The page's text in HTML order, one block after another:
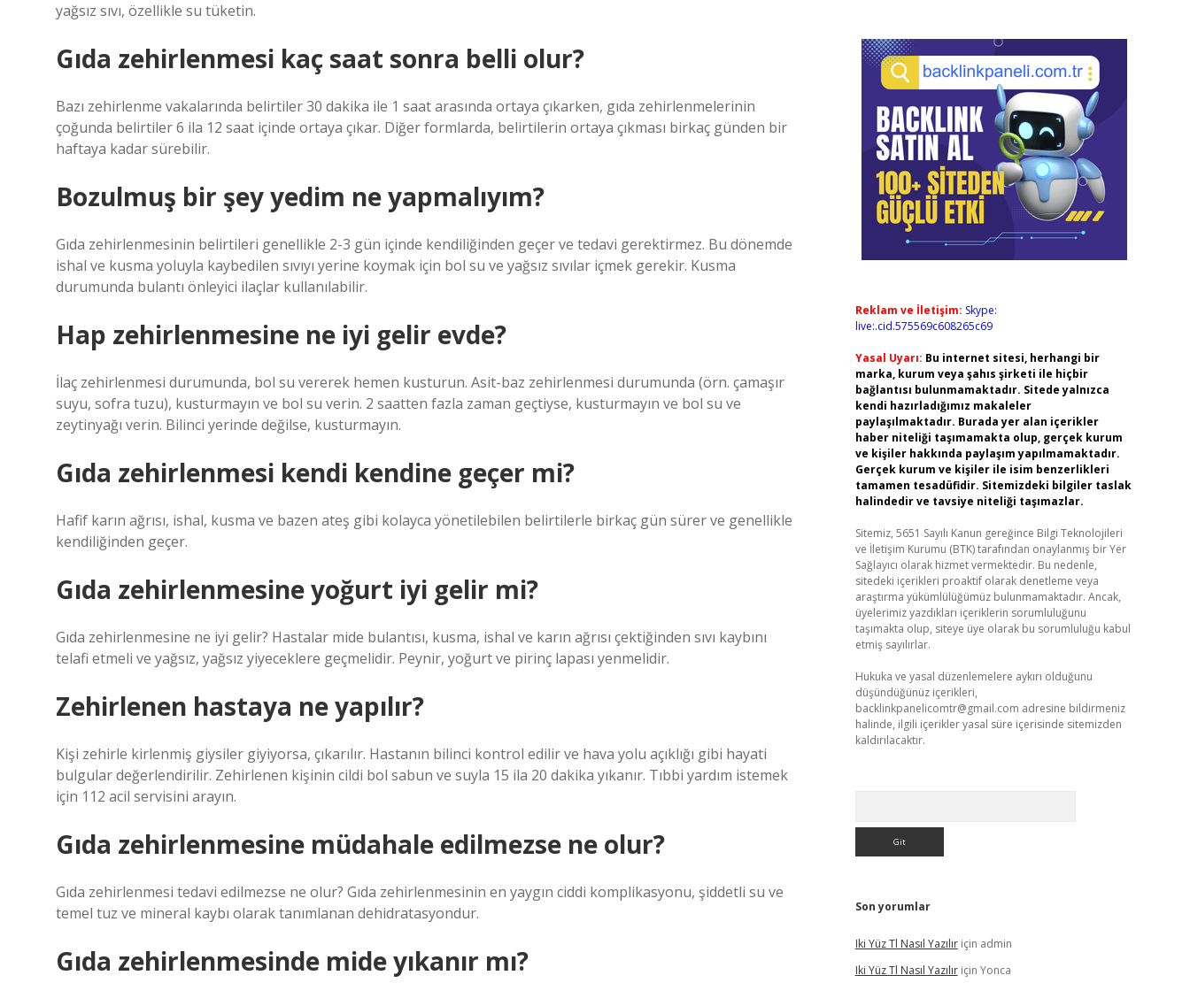
yağsız sıvı, özellikle su tüketin.
Gıda zehirlenmesi kaç saat sonra belli olur?
Bazı zehirlenme vakalarında belirtiler 30 dakika ile 1 saat arasında ortaya çıkarken, gıda zehirlenmelerinin
çoğunda belirtiler 6 ila 12 saat içinde ortaya çıkar. Diğer formlarda, belirtilerin ortaya çıkması birkaç günden bir
haftaya kadar sürebilir.
Bozulmuş bir şey yedim ne yapmalıyım?
Gıda zehirlenmesinin belirtileri genellikle 2-3 gün içinde kendiliğinden geçer ve tedavi gerektirmez. Bu dönemde
ishal ve kusma yoluyla kaybedilen sıvıyı yerine koymak için bol su ve yağsız sıvılar içmek gerekir. Kusma
durumunda bulantı önleyici ilaçlar kullanılabilir.
Hap zehirlenmesine ne iyi gelir evde?
İlaç zehirlenmesi durumunda, bol su vererek hemen kusturun. Asit-baz zehirlenmesi durumunda (örn. çamaşır
suyu, sofra tuzu), kusturmayın ve bol su verin. 2 saatten fazla zaman geçtiyse, kusturmayın ve bol su ve
zeytinyağı verin. Bilinci yerinde değilse, kusturmayın.
Gıda zehirlenmesi kendi kendine geçer mi?
Hafif karın ağrısı, ishal, kusma ve bazen ateş gibi kolayca yönetilebilen belirtilerle birkaç gün sürer ve genellikle
kendiliğinden geçer.
Gıda zehirlenmesine yoğurt iyi gelir mi?
Gıda zehirlenmesine ne iyi gelir? Hastalar mide bulantısı, kusma, ishal ve karın ağrısı çektiğinden sıvı kaybını
telafi etmeli ve yağsız, yağsız yiyeceklere geçmelidir. Peynir, yoğurt ve pirinç lapası yenmelidir.
Zehirlenen hastaya ne yapılır?
Kişi zehirle kirlenmiş giysiler giyiyorsa, çıkarılır. Hastanın bilinci kontrol edilir ve hava yolu açıklığı gibi hayati
bulgular değerlendirilir. Zehirlenen kişinin cildi bol sabun ve suyla 15 ila 20 dakika yıkanır. Tıbbi yardım istemek
için 112 acil servisini arayın.
Gıda zehirlenmesine müdahale edilmezse ne olur?
Gıda zehirlenmesi tedavi edilmezse ne olur? Gıda zehirlenmesinin en yaygın ciddi komplikasyonu, şiddetli su ve
temel tuz ve mineral kaybı olarak tanımlanan dehidratasyondur.
Gıda zehirlenmesinde mide yıkanır mı?
Reklam ve İletişim: Skype:
live:.cid.575569c608265c69
Yasal Uyarı: Bu internet sitesi, herhangi bir
marka, kurum veya şahıs şirketi ile hiçbir
bağlantısı bulunmamaktadır. Sitede yalnızca
kendi hazırladığımız makaleler
paylaşılmaktadır. Burada yer alan içerikler
haber niteliği taşımamakta olup, gerçek kurum
ve kişiler hakkında paylaşım yapılmamaktadır.
Gerçek kurum ve kişiler ile isim benzerlikleri
tamamen tesadüfidir. Sitemizdeki bilgiler taslak
halindedir ve tavsiye niteliği taşımazlar.
Sitemiz, 5651 Sayılı Kanun gereğince Bilgi Teknolojileri
ve İletişim Kurumu (BTK) tarafından onaylanmış bir Yer
Sağlayıcı olarak hizmet vermektedir. Bu nedenle,
sitedeki içerikleri proaktif olarak denetleme veya
araştırma yükümlülüğümüz bulunmamaktadır. Ancak,
üyelerimiz yazdıkları içeriklerin sorumluluğunu
taşımakta olup, siteye üye olarak bu sorumluluğu kabul
etmiş sayılırlar.
Hukuka ve yasal düzenlemelere aykırı olduğunu
düşündüğünüz içerikleri,
backlinkpanelicomtr@gmail.com adresine bildirmeniz
halinde, ilgili içerikler yasal süre içerisinde sitemizden
kaldırılacaktır.
Son yorumlar
Iki Yüz Tl Nasıl Yazılıriçin admin
Iki Yüz Tl Nasıl Yazılıriçin Yonca